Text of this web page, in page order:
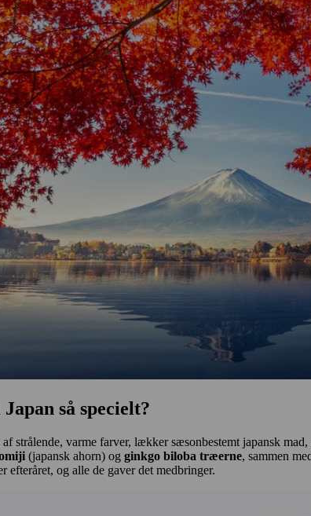
så specielt?
strålende, varme farver, lækker sæsonbestemt japansk
(japansk ahorn) og ginkgo biloba træerne, sammen
efteråret, og alle de gaver det medbringer.